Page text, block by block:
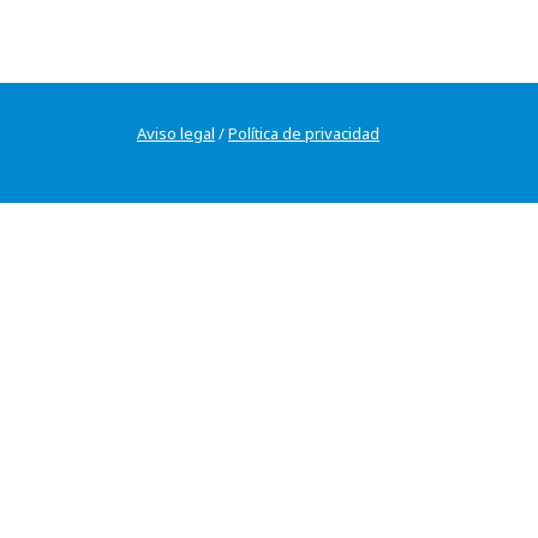
Aviso legal /Política de privacidad